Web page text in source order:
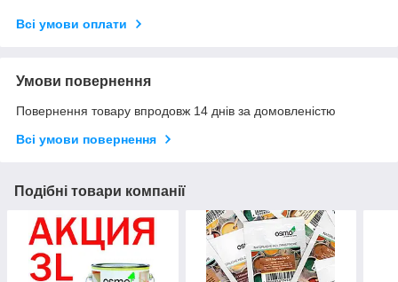
Всі умови оплати
Умови повернення
Повернення товару впродовж 14 днів за домовленістю
Всі умови повернення
Подібні товари компанії